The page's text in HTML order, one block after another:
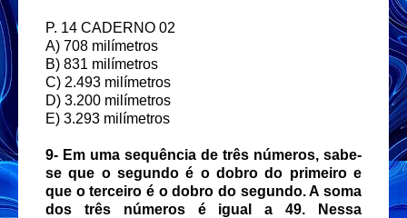
P. 14 CADERNO 02
A) 708 milímetros
B) 831 milímetros
C) 2.493 milímetros
D) 3.200 milímetros
E) 3.293 milímetros
9- Em uma sequência de três números, sabe-
se que o segundo é o dobro do primeiro e
que o terceiro é o dobro do segundo. A soma
dos três números é igual a 49.
Nessa